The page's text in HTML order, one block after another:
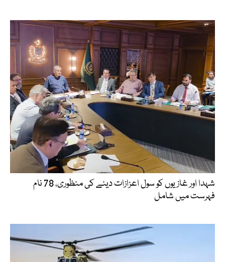
شہدا اور غازیوں کو سول اعزازات دینے کی منظوری، 78 نام
فہرست میں شامل